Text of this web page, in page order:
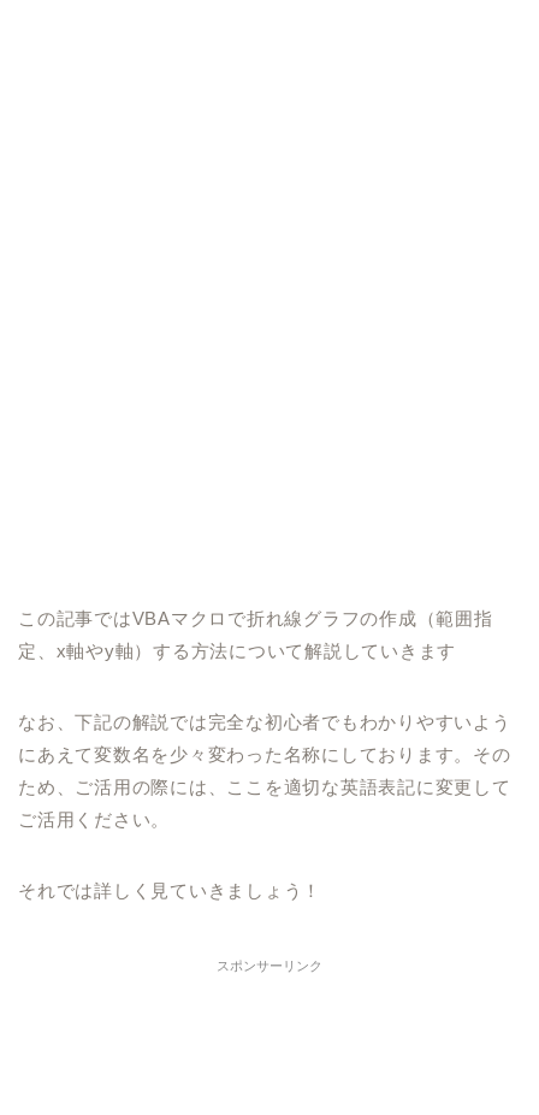
この記事ではVBAマクロで折れ線グラフの作成（範囲指
定、x軸やy軸）する方法について解説していきます
なお、下記の解説では完全な初心者でもわかりやすいよう
にあえて変数名を少々変わった名称にしております。その
ため、ご活用の際には、ここを適切な英語表記に変更して
ご活用ください。
それでは詳しく見ていきましょう！
スポンサーリンク